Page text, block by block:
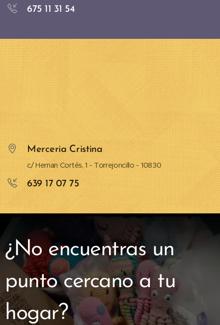
675 11 31 54
Merceria Cristina
c/ Hernan Cortés, 1 - Torrejoncillo - 10830
639 17 07 75
¿No encuentras un
punto cercano a tu
hogar?